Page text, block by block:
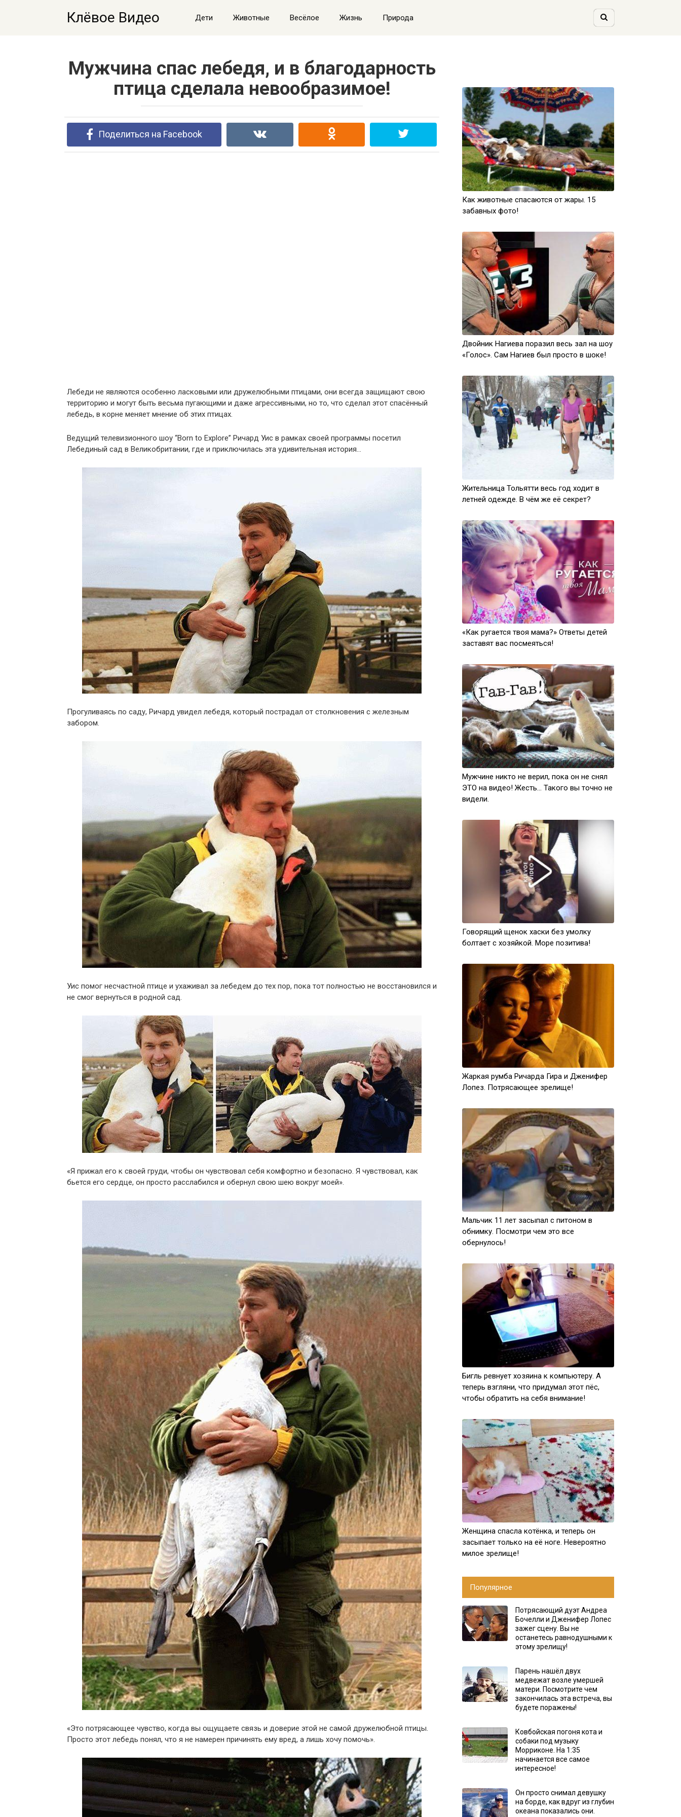
Клёвое Видео Дети Животные Весёлое Жизнь Природа
Мужчина спас лебедя, и в благодарность
птица сделала невообразимое!
Поделиться на Facebook
Лебеди не являются особенно ласковыми или дружелюбными птицами, они всегда защищают свою
территорию и могут быть весьма пугающими и даже агрессивными, но то, что сделал этот спасённый
лебедь, в корне меняет мнение об этих птицах.
Ведущий телевизионного шоу “Born to Explore” Ричард Уис в рамках своей программы посетил
Лебединый сад в Великобритании, где и приключилась эта удивительная история…
Прогуливаясь по саду, Ричард увидел лебедя, который пострадал от столкновения с железным
забором.
Уис помог несчастной птице и ухаживал за лебедем до тех пор, пока тот полностью не восстановился и
не смог вернуться в родной сад.
«Я прижал его к своей груди, чтобы он чувствовал себя комфортно и безопасно. Я чувствовал, как
бьется его сердце, он просто расслабился и обернул свою шею вокруг моей».
«Это потрясающее чувство, когда вы ощущаете связь и доверие этой не самой дружелюбной птицы.
Просто этот лебедь понял, что я не намерен причинять ему вред, а лишь хочу помочь».
Как животные спасаются от жары. 15
забавных фото!
Двойник Нагиева поразил весь зал на шоу
«Голос». Сам Нагиев был просто в шоке!
Жительница Тольятти весь год ходит в
летней одежде. В чём же её секрет?
«Как ругается твоя мама?» Ответы детей
заставят вас посмеяться!
Мужчине никто не верил, пока он не снял
ЭТО на видео! Жесть… Такого вы точно не
видели.
Говорящий щенок хаски без умолку
болтает с хозяйкой. Море позитива!
Жаркая румба Ричарда Гира и Дженифер
Лопез. Потрясающее зрелище!
Мальчик 11 лет засыпал с питоном в
обнимку. Посмотри чем это все
обернулось!
Бигль ревнует хозяина к компьютеру. А
теперь взгляни, что придумал этот пёс,
чтобы обратить на себя внимание!
Женщина спасла котёнка, и теперь он
засыпает только на её ноге. Невероятно
милое зрелище!
Популярное
Потрясающий дуэт Андреа
Бочелли и Дженифер Лопес
зажег сцену. Вы не
останетесь равнодушными к
этому зрелищу!
Парень нашёл двух
медвежат возле умершей
матери. Посмотрите чем
закончилась эта встреча, вы
будете поражены!
Ковбойская погоня кота и
собаки под музыку
Морриконе. На 1:35
начинается все самое
интересное!
Он просто снимал девушку
на борде, как вдруг из глубин
океана показались они.